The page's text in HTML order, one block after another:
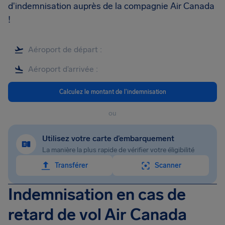
d'indemnisation auprès de la compagnie Air Canada
!
Calculez le montant de l'indemnisation
ou
Utilisez votre carte d’embarquement
La manière la plus rapide de vérifier votre éligibilité
Transférer
Scanner
Indemnisation en cas de
retard de vol Air Canada